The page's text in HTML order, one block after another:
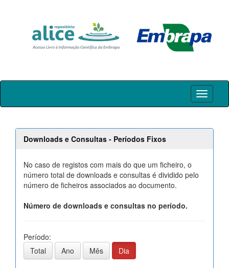
Skip
Downloads e Consultas - Períodos Fixos
No caso de registos com mais do que um ficheiro, o
número total de downloads e consultas é dividido pelo
número de ficheiros associados ao documento.
Número de downloads e consultas no período.
Período:
Total
Ano Mês Dia